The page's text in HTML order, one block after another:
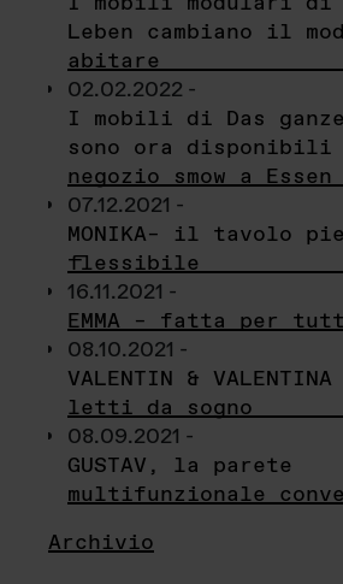
Leben cambiano il
abitare
02.02.2022 -
I mobili di Das ganze
sono ora disponibili
negozio smow a Essen
07.12.2021 -
MONIKA– il tavolo
flessibile
16.11.2021 -
EMMA – fatta per
08.10.2021 -
VALENTIN &
letti da sogno
08.09.2021 -
GUSTAV, la parete
multifunzionale
Archivio